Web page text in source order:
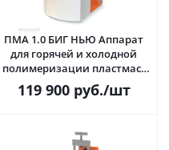
ПМА 1.0 БИГ НЬЮ Аппарат
для горячей и холодной
полимеризации пластмасс
под давлением · Аверон
(ВЕГА-ПРО) Россия
119 900руб./шт